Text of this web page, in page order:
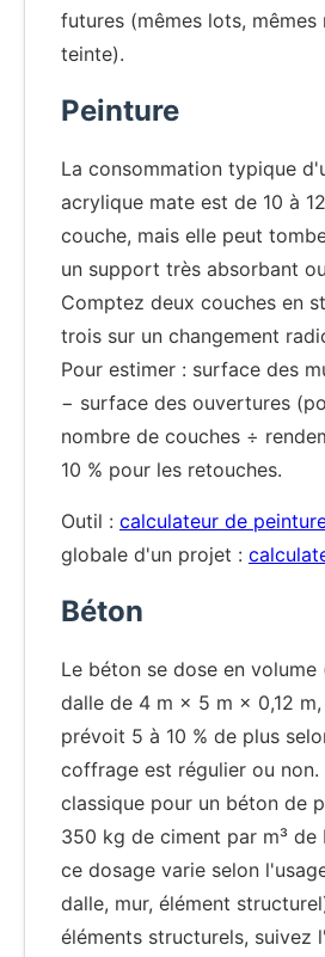
futures (mêmes lots, mêmes
teinte).
Peinture
La consommation typique
acrylique mate est de 10 à
couche, mais elle peut
un support très absorbant
Comptez deux couches en
trois sur un changement
Pour estimer : surface des
− surface des ouvertures
nombre de couches ÷
10 % pour les retouches.
Outil : calculateur de
globale d'un projet :
Béton
Le béton se dose en volume
dalle de 4 m × 5 m × 0,12
prévoit 5 à 10 % de plus
coffrage est régulier ou non.
classique pour un béton de
350 kg de ciment par m³ de
ce dosage varie selon
dalle, mur, élément
éléments structurels, suivez